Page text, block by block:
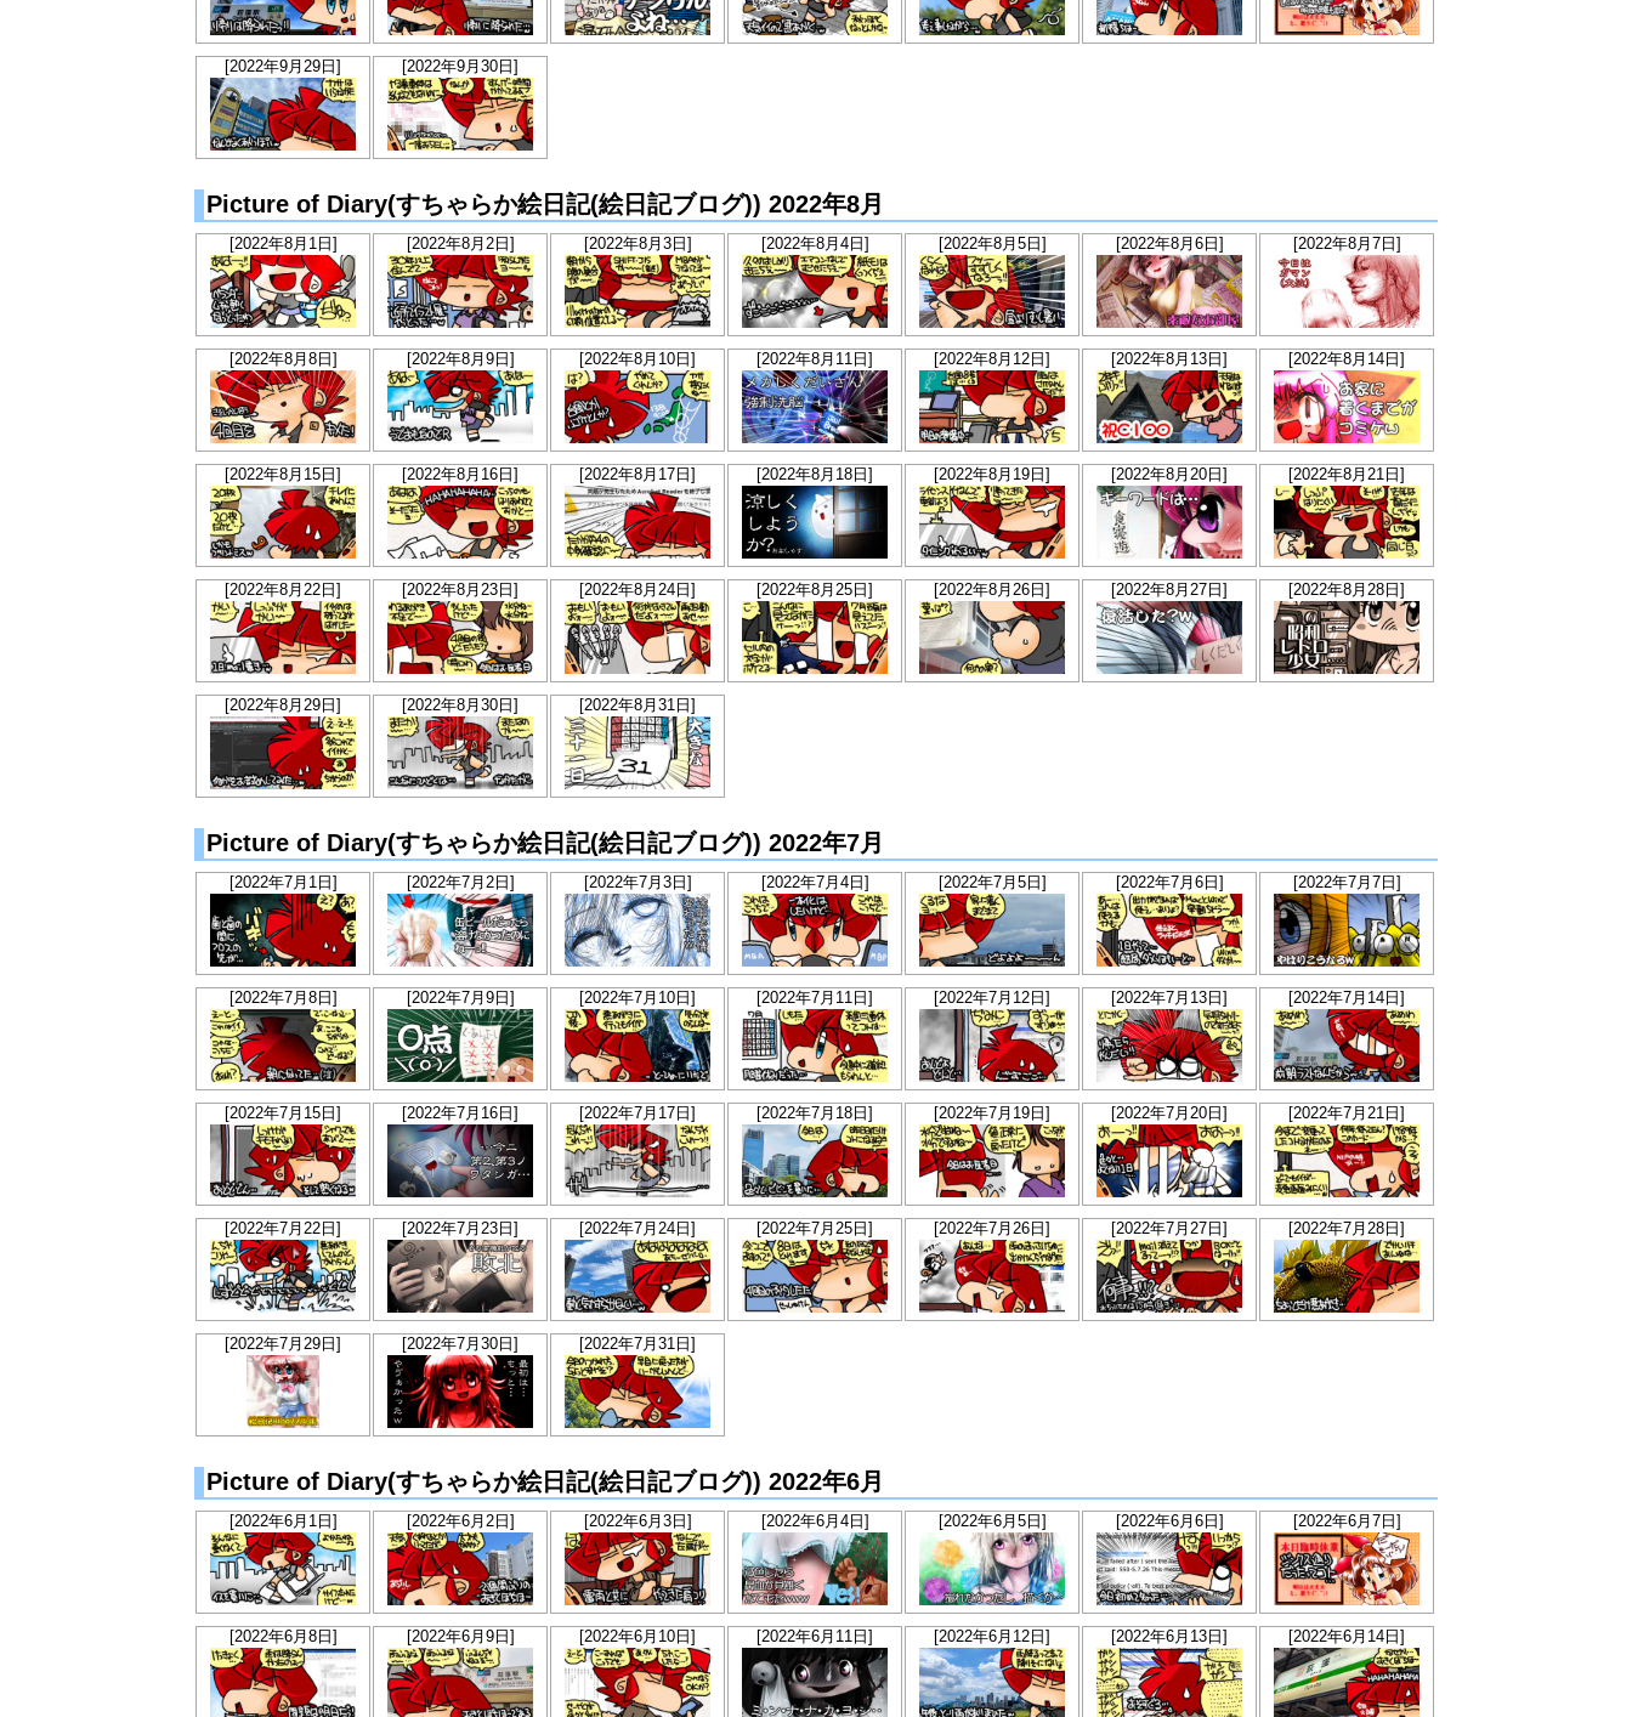
[2022年9月29日] [2022年9月30日]
Picture of Diary(すちゃらか絵日記(絵日記ブログ)) 2022年8月
[2022年8月1日] [2022年8月2日] [2022年8月3日] [2022年8月4日] [2022年8月5日] [2022年8月6日] [2022年8月7日]
[2022年8月8日] [2022年8月9日] [2022年8月10日] [2022年8月11日] [2022年8月12日] [2022年8月13日] [2022年8月14日]
[2022年8月15日] [2022年8月16日] [2022年8月17日] [2022年8月18日] [2022年8月19日] [2022年8月20日] [2022年8月21日]
[2022年8月22日] [2022年8月23日] [2022年8月24日] [2022年8月25日] [2022年8月26日] [2022年8月27日] [2022年8月28日]
[2022年8月29日] [2022年8月30日] [2022年8月31日]
Picture of Diary(すちゃらか絵日記(絵日記ブログ)) 2022年7月
[2022年7月1日] [2022年7月2日] [2022年7月3日] [2022年7月4日] [2022年7月5日] [2022年7月6日] [2022年7月7日]
[2022年7月8日] [2022年7月9日] [2022年7月10日] [2022年7月11日] [2022年7月12日] [2022年7月13日] [2022年7月14日]
[2022年7月15日] [2022年7月16日] [2022年7月17日] [2022年7月18日] [2022年7月19日] [2022年7月20日] [2022年7月21日]
[2022年7月22日] [2022年7月23日] [2022年7月24日] [2022年7月25日] [2022年7月26日] [2022年7月27日] [2022年7月28日]
[2022年7月29日] [2022年7月30日] [2022年7月31日]
Picture of Diary(すちゃらか絵日記(絵日記ブログ)) 2022年6月
[2022年6月1日] [2022年6月2日] [2022年6月3日] [2022年6月4日] [2022年6月5日] [2022年6月6日] [2022年6月7日]
[2022年6月8日] [2022年6月9日] [2022年6月10日] [2022年6月11日] [2022年6月12日] [2022年6月13日] [2022年6月14日]